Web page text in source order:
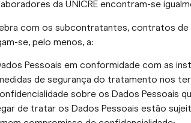
da UNICRE encontram-se
com os subcontratantes, contratos
se, pelo menos, a:
Pessoais em conformidade com as
de segurança do tratamento nos
sobre os Dados Pessoais
de tratar os Dados Pessoais estão